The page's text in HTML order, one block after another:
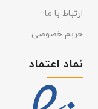
ارتباط با ما
حریم خصوصی
نماد اعتماد